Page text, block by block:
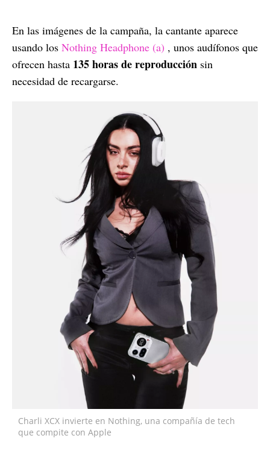
En las imágenes de la campaña, la cantante aparece
usando los Nothing Headphone (a) , unos audífonos que
ofrecen hasta 135 horas de reproducción sin
necesidad de recargarse.
Charli XCX invierte en Nothing, una compañía de tech
que compite con Apple